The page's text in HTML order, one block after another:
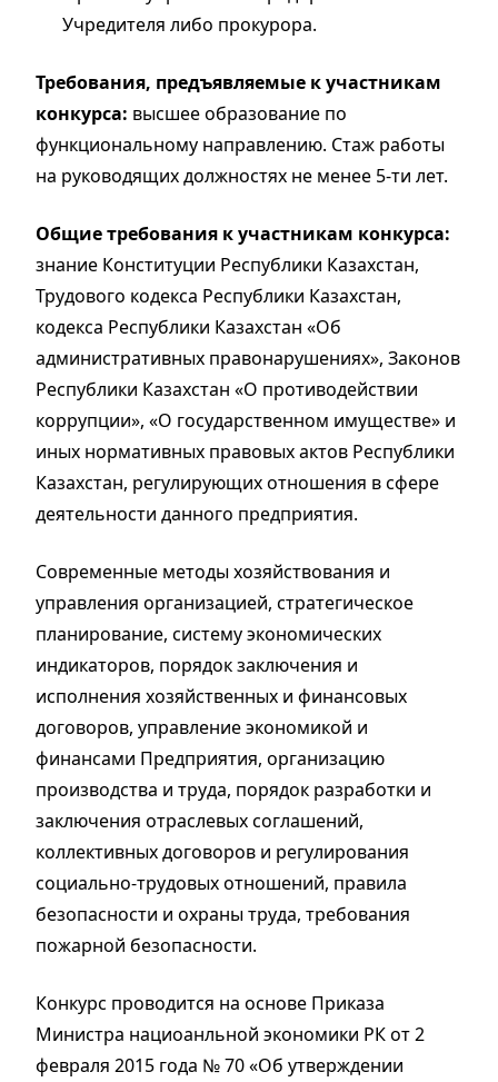
Учредителя либо прокурора.
Требования, предъявляемые к участникам
конкурса: высшее образование по
функциональному направлению. Стаж работы
на руководящих должностях не менее 5-ти лет.
Общие требования к участникам конкурса:
знание Конституции Республики Казахстан,
Трудового кодекса Республики Казахстан,
кодекса Республики Казахстан «Об
административных правонарушениях», Законов
Республики Казахстан «О противодействии
коррупции», «О государственном имуществе» и
иных нормативных правовых актов Республики
Казахстан, регулирующих отношения в сфере
деятельности данного предприятия.
Современные методы хозяйствования и
управления организацией, стратегическое
планирование, систему экономических
индикаторов, порядок заключения и
исполнения хозяйственных и финансовых
договоров, управление экономикой и
финансами Предприятия, организацию
производства и труда, порядок разработки и
заключения отраслевых соглашений,
коллективных договоров и регулирования
социально-трудовых отношений, правила
безопасности и охраны труда, требования
пожарной безопасности.
Конкурс проводится на основе Приказа
Министра нациоанльной экономики РК от 2
февраля 2015 года № 70 «Об утверждении